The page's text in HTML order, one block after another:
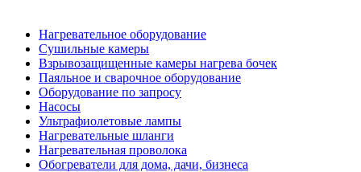
Нагревательное оборудование
Сушильные камеры
Взрывозащищенные камеры нагрева бочек
Паяльное и сварочное оборудование
Оборудование по запросу
Насосы
Ультрафиолетовые лампы
Нагревательные шланги
Нагревательная проволока
Обогреватели для дома, дачи, бизнеса